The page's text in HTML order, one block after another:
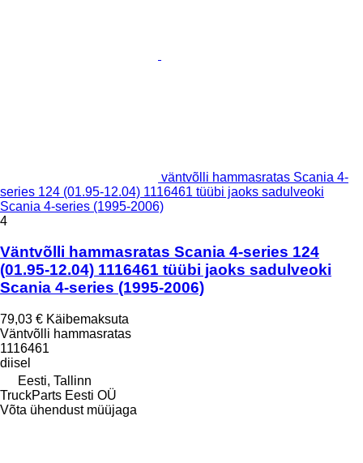
väntvõlli hammasratas Scania 4-
series 124 (01.95-12.04) 1116461 tüübi jaoks sadulveoki
Scania 4-series (1995-2006)
4
Väntvõlli hammasratas Scania 4-series 124
(01.95-12.04) 1116461 tüübi jaoks sadulveoki
Scania 4-series (1995-2006)
79,03 € Käibemaksuta
Väntvõlli hammasratas
1116461
diisel
Eesti, Tallinn
TruckParts Eesti OÜ
Võta ühendust müüjaga